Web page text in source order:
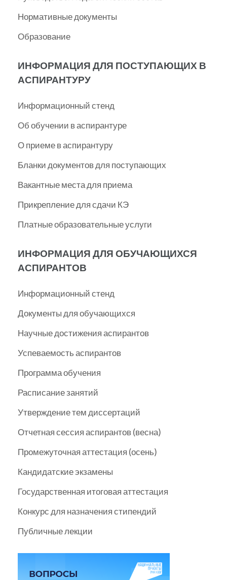
Нормативные документы
Образование
ИНФОРМАЦИЯ ДЛЯ ПОСТУПАЮЩИХ В
АСПИРАНТУРУ
Информационный стенд
Об обучении в аспирантуре
О приеме в аспирантуру
Бланки документов для поступающих
Вакантные места для приема
Прикрепление для сдачи КЭ
Платные образовательные услуги
ИНФОРМАЦИЯ ДЛЯ ОБУЧАЮЩИХСЯ
АСПИРАНТОВ
Информационный стенд
Документы для обучающихся
Научные достижения аспирантов
Успеваемость аспирантов
Программа обучения
Расписание занятий
Утверждение тем диссертаций
Отчетная сессия аспирантов (весна)
Промежуточная аттестация (осень)
Кандидатские экзамены
Государственная итоговая аттестация
Конкурс для назначения стипендий
Публичные лекции